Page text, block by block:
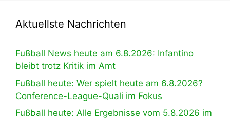
Aktuellste Nachrichten
Fußball News heute am 6.8.2026: Infantino
bleibt trotz Kritik im Amt
Fußball heute: Wer spielt heute am 6.8.2026?
Conference-League-Quali im Fokus
Fußball heute: Alle Ergebnisse vom 5.8.2026 im